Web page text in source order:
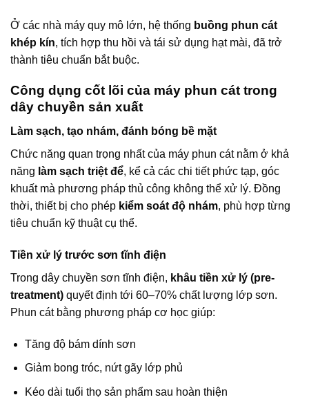
Ở các nhà máy quy mô lớn, hệ thống buồng phun cát
khép kín, tích hợp thu hồi và tái sử dụng hạt mài, đã trở
thành tiêu chuẩn bắt buộc.
Công dụng cốt lõi của máy phun cát trong
dây chuyền sản xuất
Làm sạch, tạo nhám, đánh bóng bề mặt
Chức năng quan trọng nhất của máy phun cát nằm ở khả
năng làm sạch triệt để, kể cả các chi tiết phức tạp, góc
khuất mà phương pháp thủ công không thể xử lý. Đồng
thời, thiết bị cho phép kiểm soát độ nhám, phù hợp từng
tiêu chuẩn kỹ thuật cụ thể.
Tiền xử lý trước sơn tĩnh điện
Trong dây chuyền sơn tĩnh điện, khâu tiền xử lý (pre-
treatment) quyết định tới 60–70% chất lượng lớp sơn.
Phun cát bằng phương pháp cơ học giúp:
Tăng độ bám dính sơn
Giảm bong tróc, nứt gãy lớp phủ
Kéo dài tuổi thọ sản phẩm sau hoàn thiện